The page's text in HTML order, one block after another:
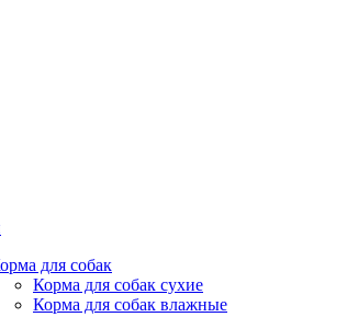
для собак
Корма для собак сухие
Корма для собак влажные